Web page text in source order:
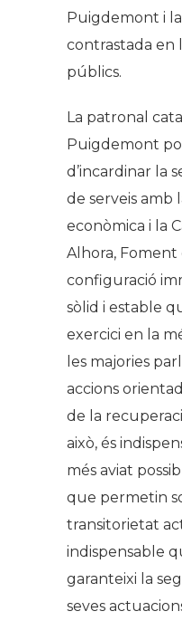
Puigdemont i
contrastada en
públics.
La patronal
Puigdemont
d’incardinar la
de serveis amb
econòmica i la
Alhora, Foment
configuració
sòlid i estable
exercici en la
les majories
accions
de la
això, és
més aviat
que permetin
transitorietat
indispensable
garanteixi la
seves